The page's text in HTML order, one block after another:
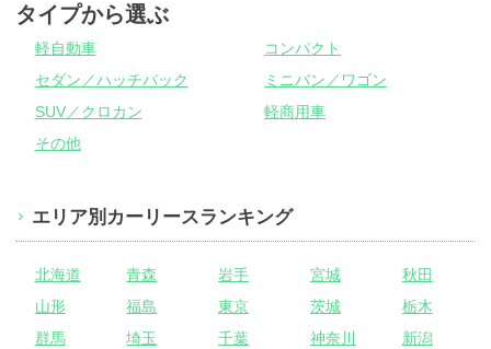
タイプから選ぶ
軽自動車
コンパクト
セダン／ハッチバック
ミニバン／ワゴン
SUV／クロカン
軽商用車
その他
エリア別カーリースランキング
北海道 青森 岩手 宮城
秋田
山形
福島 東京 茨城
栃木
群馬
埼玉 千葉 神奈川
新潟